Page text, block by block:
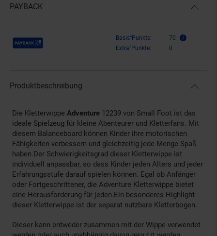
PAYBACK
Payback Punkte Basis°Punkte:
70
Extra°Punkte:
0
Produktbeschreibung
Die Kletterwippe Adventure 12239 von Small Foot ist das
ideale Spielzeug für kleine Abenteurer und Kletterfans. Mit
diesem Balanceboard können Kinder ihre motorischen
Fähigkeiten verbessern und gleichzeitig jede Menge Spaß
haben.Der Schwierigkeitsgrad dieser Kletterwippe ist
individuell anpassbar, so dass Kinder jeden Alters und jeder
Erfahrungsstufe darauf spielen können. Egal ob Anfänger
oder Fortgeschrittener, die Adventure Kletterwippe bietet
eine Herausforderung für jeden.Ein besonderes Highlight
dieser Kletterwippe ist der separat nutzbare Kletterbogen.
Dieser kann entweder zusammen mit der Wippe verwendet